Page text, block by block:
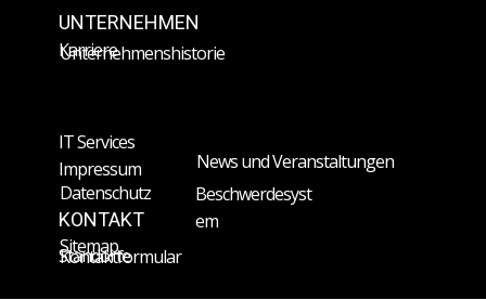
UNTERNEHMEN
KONTAKT
Unternehmenshistorie
Standorte
Karriere
Kontaktformular
IT Services
News und Veranstaltungen
Impressum
Datenschutz
Beschwerdesyst
em
Sitemap